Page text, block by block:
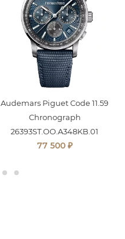
Audemars Piguet Code 11.59
Chronograph
26393ST.OO.A348KB.01
77 500 ₽